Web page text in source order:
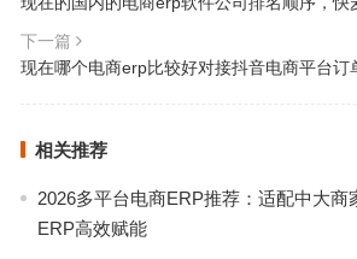
下一篇
现在哪个电商erp比较好对接抖音电商平台订
相关推荐
2026多平台电商ERP推荐：适配中大商
ERP高效赋能